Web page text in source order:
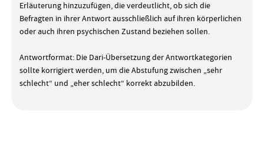
Erläuterung hinzuzufügen, die verdeutlicht, ob sich die
Befragten in ihrer Antwort ausschließlich auf ihren körperlichen
oder auch ihren psychischen Zustand beziehen sollen.
Antwortformat: Die Dari-Übersetzung der Antwortkategorien
sollte korrigiert werden, um die Abstufung zwischen „sehr
schlecht“ und „eher schlecht“ korrekt abzubilden.